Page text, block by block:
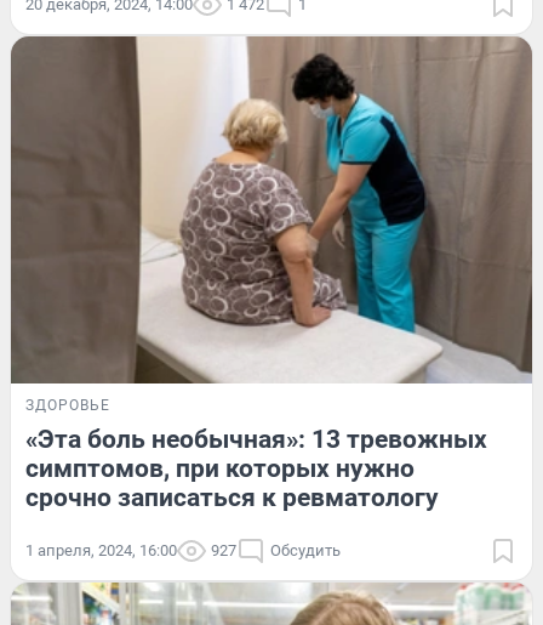
20 декабря, 2024, 14:00 1 472 1
ЗДОРОВЬЕ
«Эта боль необычная»: 13 тревожных
симптомов, при которых нужно
срочно записаться к ревматологу
1 апреля, 2024, 16:00 927 Обсудить